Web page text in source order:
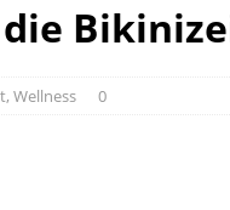
, Wellness 0